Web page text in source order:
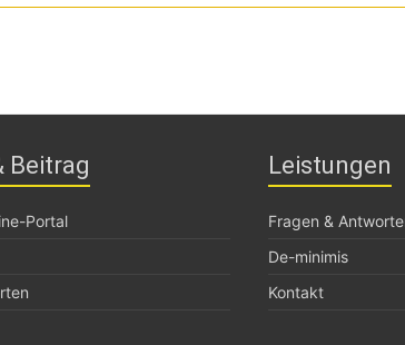
Beitrag
Portal
Leistungen
Fragen &
De-minimis
Kontakt